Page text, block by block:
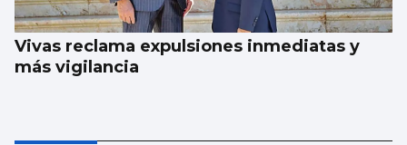
Vivas reclama expulsiones inmediatas y
más vigilancia